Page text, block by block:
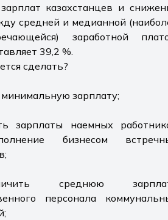
казахстанцев и
средней и медианной
заработной
39,2 %.
сделать?
зарплату;
зарплаты наемных
бизнесом
среднюю
персонала